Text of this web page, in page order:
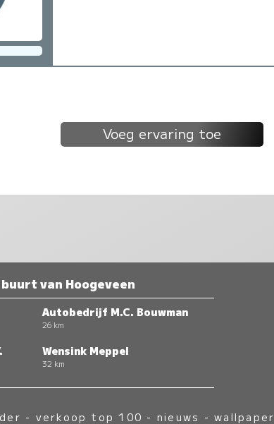
Voeg ervaring toe
van Hoogeveen
Autobedrijf M.C. Bouwman
26 km
Wensink Meppel
32 km
- verkoop top 100 - nieuws -wallpaper